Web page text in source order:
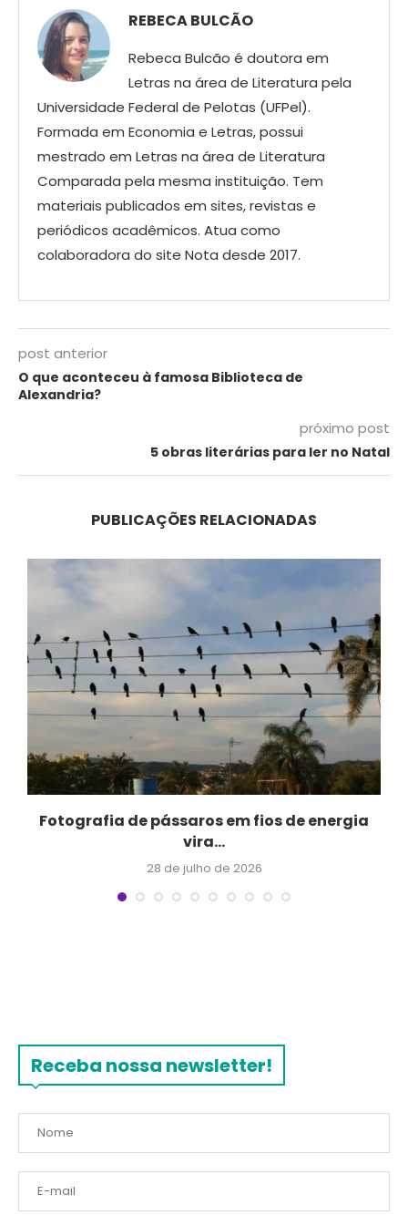
REBECA BULCÃO
Rebeca Bulcão é doutora em
Letras na área de Literatura pela
Universidade Federal de Pelotas (UFPel).
Formada em Economia e Letras, possui
mestrado em Letras na área de Literatura
Comparada pela mesma instituição. Tem
materiais publicados em sites, revistas e
periódicos acadêmicos. Atua como
colaboradora do site Nota desde 2017.
post anterior
O que aconteceu à famosa Biblioteca de
Alexandria?
próximo post
5 obras literárias para ler no Natal
PUBLICAÇÕES RELACIONADAS
Fotografia de pássaros em fios de energia
vira...
28 de julho de 2026
Receba nossa newsletter!